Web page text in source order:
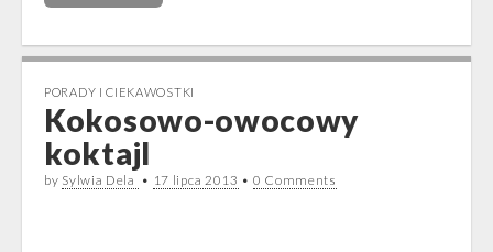
PORADY I CIEKAWOSTKI
Kokosowo-owocowy
koktajl
by Sylwia Dela • 17 lipca 2013 • 0 Comments